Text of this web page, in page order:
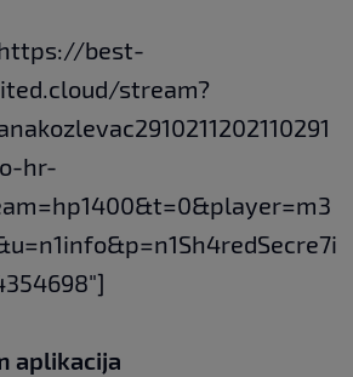
best-
stream?
hr-
aplikacija